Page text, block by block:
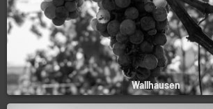
Wallhausen